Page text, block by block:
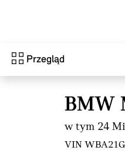
Przegląd
BMW
w tym 24
VIN